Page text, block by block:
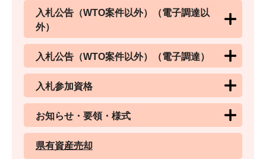
入札公告（WTO案件以外）（電子調達以
外）
入札公告（WTO案件以外）（電子調達）
入札参加資格
お知らせ・要領・様式
県有資産売却